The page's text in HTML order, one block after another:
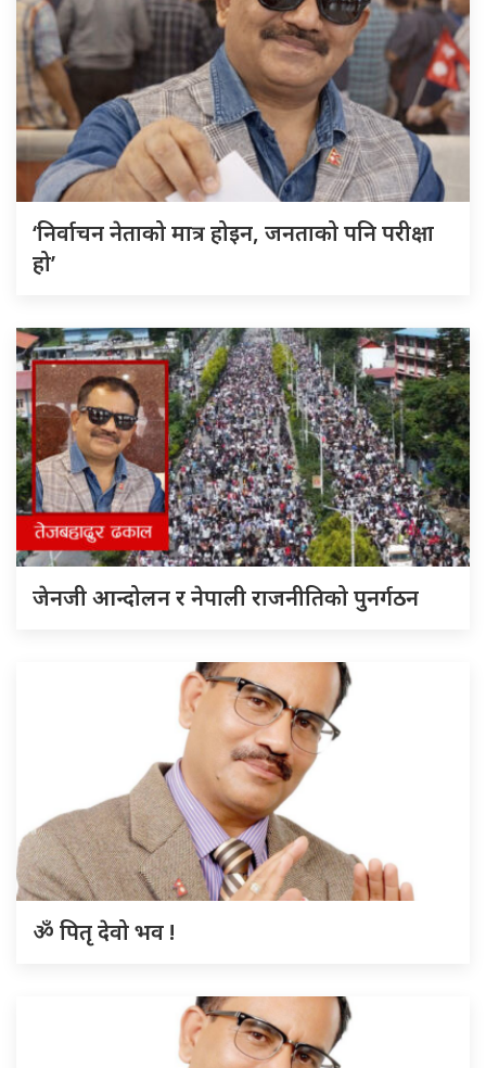
‘निर्वाचन नेताको मात्र होइन, जनताको पनि परीक्षा
हो’
जेनजी आन्दोलन र नेपाली राजनीतिको पुनर्गठन
ॐ पितृ देवो भव !